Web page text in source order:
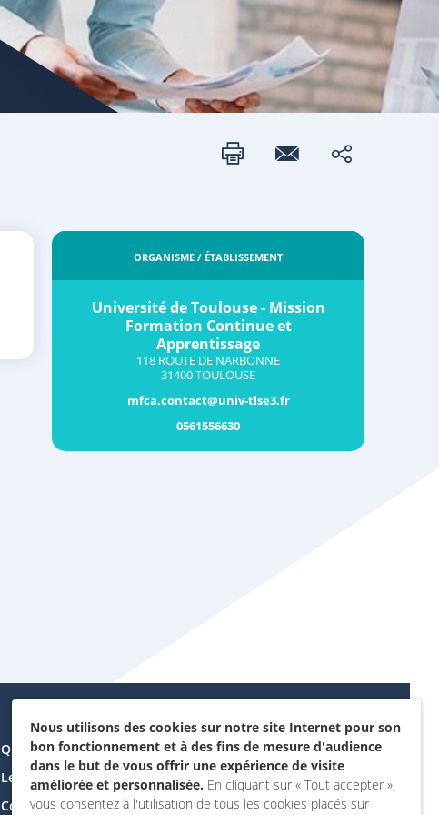
ORGANISME / ÉTABLISSEMENT
Université de Toulouse - Mission
Formation Continue et
Apprentissage
118 ROUTE DE NARBONNE
31400 TOULOUSE
mfca.contact@univ-tlse3.fr
0561556630
Qui sommes-nous ?
Le projet
Contactez-nous
Données personnelles et
cookies
Accessibilité : non
conforme
Nous utilisons des cookies sur notre site Internet pour son
bon fonctionnement et à des fins de mesure d'audience
dans le but de vous offrir une expérience de visite
améliorée et personnalisée. En cliquant sur « Tout accepter »,
vous consentez à l'utilisation de tous les cookies placés sur